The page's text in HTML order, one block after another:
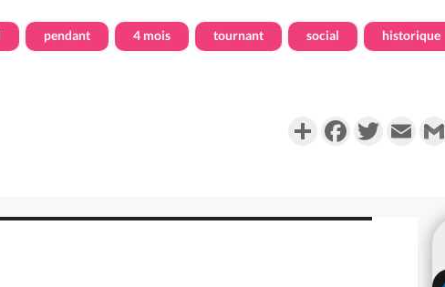
pendant 4 mois tournant social historique
PartagerFacebookTwitterEmail